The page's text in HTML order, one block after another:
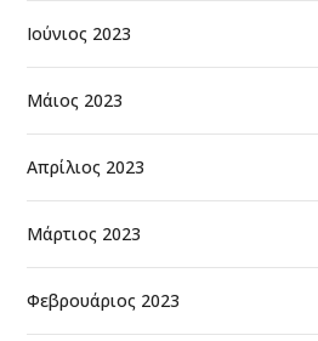
Ιούνιος 2023
Μάιος 2023
Απρίλιος 2023
Μάρτιος 2023
Φεβρουάριος 2023